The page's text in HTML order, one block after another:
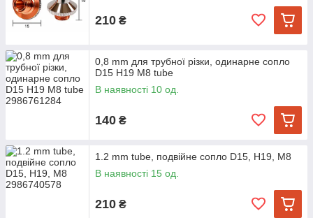
210 ₴
0,8 mm для трубної різки, одинарне сопло
D15 H19 M8 tube
В наявності 10 од.
140 ₴
1.2 mm tube, подвійне сопло D15, H19, M8
В наявності 15 од.
210 ₴